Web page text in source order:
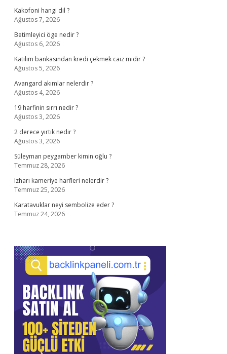
Kakofoni hangi dil ?
Ağustos 7, 2026
Betimleyici öge nedir ?
Ağustos 6, 2026
Katılım bankasından kredi çekmek caiz midir ?
Ağustos 5, 2026
Avangard akımlar nelerdir ?
Ağustos 4, 2026
19 harfinin sırrı nedir ?
Ağustos 3, 2026
2 derece yırtık nedir ?
Ağustos 3, 2026
Süleyman peygamber kimin oğlu ?
Temmuz 28, 2026
Izharı kameriye harfleri nelerdir ?
Temmuz 25, 2026
Karatavuklar neyi sembolize eder ?
Temmuz 24, 2026